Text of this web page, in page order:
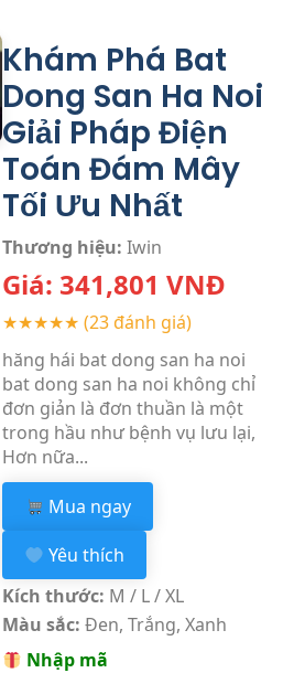
Khám Phá Bat
Dong San Ha Noi
Giải Pháp Điện
Toán Đám Mây
Tối Ưu Nhất
Thương hiệu: Iwin
Giá: 341,801 VNĐ
★★★★★ (23 đánh giá)
hăng hái bat dong san ha noi
bat dong san ha noi không chỉ
đơn giản là đơn thuần là một
trong hầu như bệnh vụ lưu lại,
Hơn nữa...
Mua ngay
Yêu thích
Kích thước: M / L / XL
Màu sắc: Đen, Trắng, Xanh
Nhập mã